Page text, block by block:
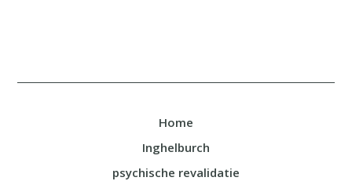
Home
Inghelburch
psychische revalidatie